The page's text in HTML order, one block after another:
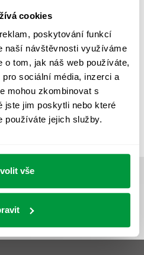
cookies
poskytování funkcí
naší návštěvnosti využíváme
o tom, jak náš web používáte,
sociální média, inzerci a
mohou zkombinovat s
jste jim poskytli nebo které
používáte jejich služby.
vše
ŘÍZENÍ
OSVĚTLENÍ
ZASTÍNĚNÍ